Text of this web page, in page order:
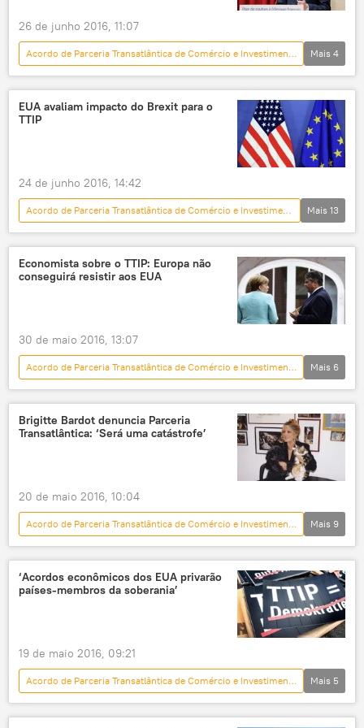
26 de junho 2016, 11:07
Acordo de Parceria Transatlântica de Comércio e Investimento (TTIP)
Mundo
Notícias
Manuel Valls
França
Mais 4
EUA avaliam impacto do Brexit para o
TTIP
24 de junho 2016, 14:42
Acordo de Parceria Transatlântica de Comércio e Investimento (TTIP)
Mundo
Notícias
Brexit: reações e consequências
Reino Unido
Michael Froman
EUA
União Europeia
Mais 13
Economista sobre o TTIP: Europa não
conseguirá resistir aos EUA
30 de maio 2016, 13:07
Acordo de Parceria Transatlântica de Comércio e Investimento (TTIP)
Mundo
Notícias
Alemanha
Angela Merkel
Sigmar Gabriel EUA
Mais 6
Brigitte Bardot denuncia Parceria
Transatlântica: ‘Será uma catástrofe’
20 de maio 2016, 10:04
Acordo de Parceria Transatlântica de Comércio e Investimento (TTIP)
Mundo
Notícias
François Hollande
Brigitte Bardot
animais
opinião
tratamento
direitos
Mais 9
‘Acordos econômicos dos EUA privarão
países-membros da soberania’
19 de maio 2016, 09:21
Acordo de Parceria Transatlântica de Comércio e Investimento (TTIP)
Mundo
Notícias
Mais 5